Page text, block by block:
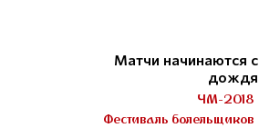
Матчи начинаются с
дождя
ЧМ-2018
Фестиваль болельщиков